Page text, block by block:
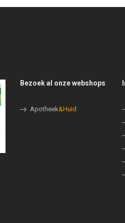
Bezoek al onze webshops
Apotheek&Huid